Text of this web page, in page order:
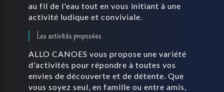
au fil de l'eau tout en vous initiant à une
activité ludique et conviviale.
Les activités proposées
ALLO CANOES vous propose une variété
d'activités pour répondre à toutes vos
envies de découverte et de détente. Que
vous soyez seul, en famille ou entre amis,